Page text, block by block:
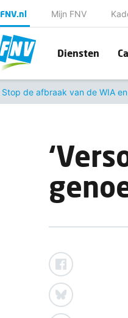
FNV.nl Mijn FNV
Diensten
Stop de afbraak van de WIA